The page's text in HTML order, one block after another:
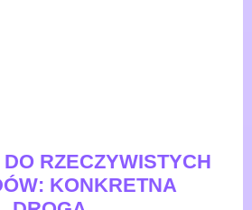
RZECZYWISTYCH
KONKRETNA